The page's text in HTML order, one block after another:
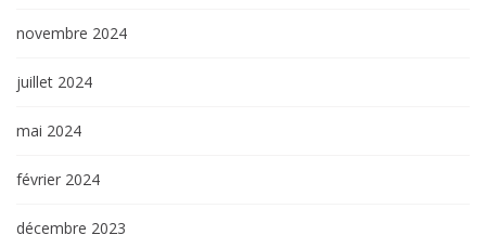
novembre 2024
juillet 2024
mai 2024
février 2024
décembre 2023